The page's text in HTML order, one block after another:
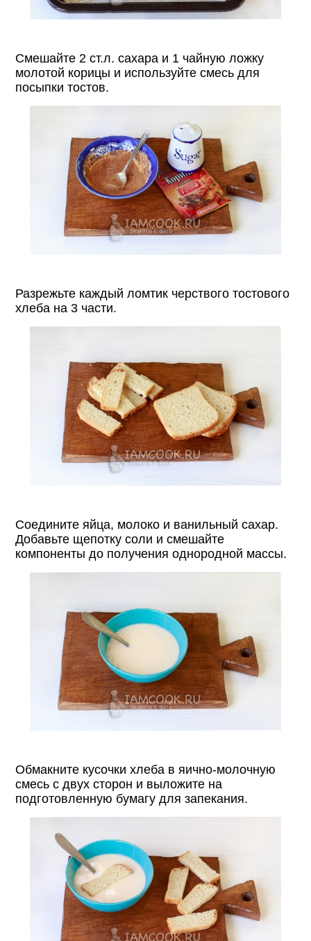
Смешайте 2 ст.л. сахара и 1 чайную ложку
молотой корицы и используйте смесь для
посыпки тостов.
Разрежьте каждый ломтик черствого тостового
хлеба на 3 части.
Соедините яйца, молоко и ванильный сахар.
Добавьте щепотку соли и смешайте
компоненты до получения однородной массы.
Обмакните кусочки хлеба в яично-молочную
смесь с двух сторон и выложите на
подготовленную бумагу для запекания.